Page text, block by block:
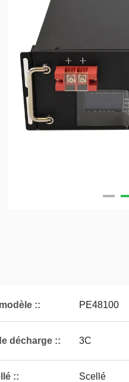
:: PE48100
décharge :: 3C
:: Scellé